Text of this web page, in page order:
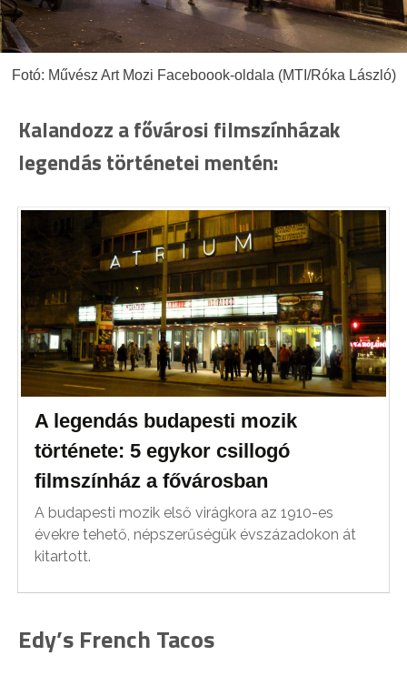
Fotó: Művész Art Mozi Faceboook-oldala (MTI/Róka László)
Kalandozz a fővárosi filmszínházak
legendás történetei mentén:
A legendás budapesti mozik
története: 5 egykor csillogó
filmszínház a fővárosban
A budapesti mozik első virágkora az 1910-es
évekre tehető, népszerűségük évszázadokon át
kitartott.
Edy’s French Tacos